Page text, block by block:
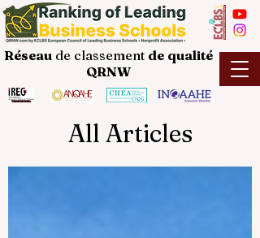
Réseau de classement de qualité
QRNW
All Articles